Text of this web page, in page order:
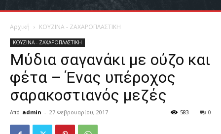
Αρχική ΚΟΥΖΙΝΑ - ΖΑΧΑΡΟΠΛΑΣΤΙΚΗ
ΚΟΥΖΙΝΑ - ΖΑΧΑΡΟΠΛΑΣΤΙΚΗ
Μύδια σαγανάκι με ούζο και
φέτα – Ένας υπέροχος
σαρακοστιανός μεζές
Από admin - 27 Φεβρουαρίου, 2017 0
583